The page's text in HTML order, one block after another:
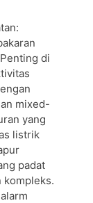
di
mixed-
yang
listrik
padat
kompleks.